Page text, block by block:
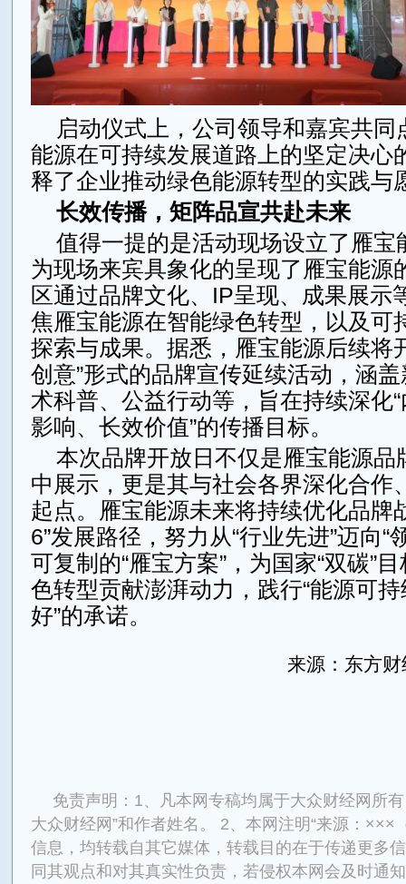
启动仪式上，公司领导和嘉宾共同
能源在可持续发展道路上的坚定决心
释了企业推动绿色能源转型的实践与
长效传播，矩阵品宣共赴未来
值得一提的是活动现场设立了雁宝
为现场来宾具象化的呈现了雁宝能源
区通过品牌文化、IP呈现、成果展示
焦雁宝能源在智能绿色转型，以及可
探索与成果。据悉，雁宝能源后续将
创意”形式的品牌宣传延续活动，涵
术科普、公益行动等，旨在持续深化
影响、长效价值”的传播目标。
本次品牌开放日不仅是雁宝能源品
中展示，更是其与社会各界深化合作
起点。雁宝能源未来将持续优化品牌
6”发展路径，努力从“行业先进”迈向“
可复制的“雁宝方案”，为国家“双碳”
色转型贡献澎湃动力，践行“能源可
好”的承诺。
来源：东方财
免责声明：1、凡本网专稿均属于大众财经网所
大众财经网”和作者姓名。 2、本网注明“来源：×××
信息，均转载自其它媒体，转载目的在于传递更多
同其观点和对其真实性负责，若侵权本网会及时通